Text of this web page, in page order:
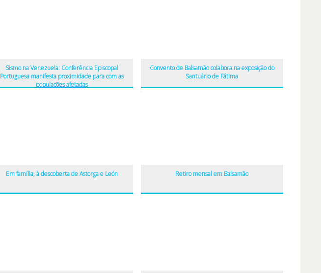
Sismo na Venezuela: Conferência Episcopal
Portuguesa manifesta proximidade para com as
populações afetadas
Convento de Balsamão colabora na exposição do
Santuário de Fátima
Em família, à descoberta de Astorga e León Retiro mensal em Balsamão